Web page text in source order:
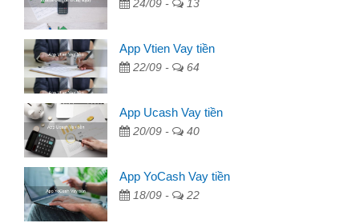
24/09 - 13
App Vtien Vay tiền
22/09 - 64
App Ucash Vay tiền
20/09 - 40
App YoCash Vay tiền
18/09 - 22